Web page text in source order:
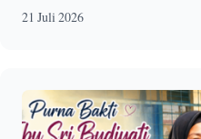
21 Juli 2026